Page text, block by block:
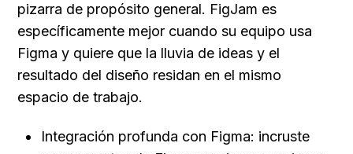
pizarra de propósito general. FigJam es
específicamente mejor cuando su equipo usa
Figma y quiere que la lluvia de ideas y el
resultado del diseño residan en el mismo
espacio de trabajo.
Integración profunda con Figma: incruste